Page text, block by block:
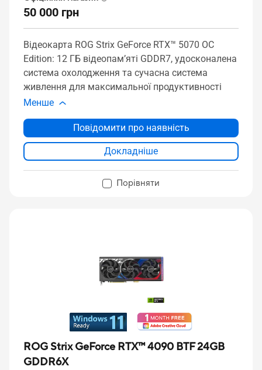
50 000 грн
Відеокарта ROG Strix GeForce RTX™ 5070 OC
Edition: 12 ГБ відеопам’яті GDDR7, удосконалена
система охолодження та сучасна система
живлення для максимальної продуктивності
Менше
Повідомити про наявність
Докладніше
Порівняти
ROG Strix GeForce RTX™ 4090 BTF 24GB
GDDR6X